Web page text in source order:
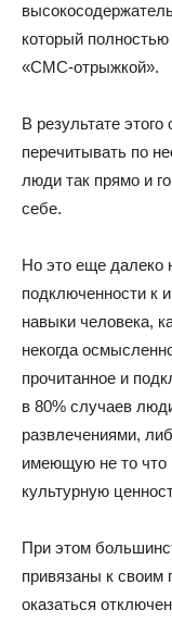
который
«СМС-отрыжкой».
В результате
перечитывать по
люди так прямо и
себе.
Но это еще далеко
подключенности к
навыки человека,
некогда
прочитанное и
в 80% случаев
развлечениями,
имеющую не то что
культурную
При этом
привязаны к своим
оказаться